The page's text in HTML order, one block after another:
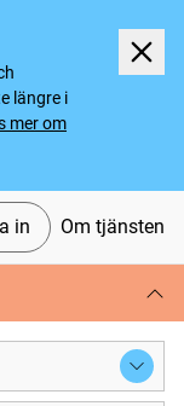
längre i
mer om
in Om tjänsten